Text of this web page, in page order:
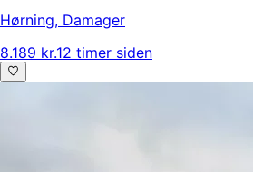
Hørning, Damager
8.189 kr.12 timer siden